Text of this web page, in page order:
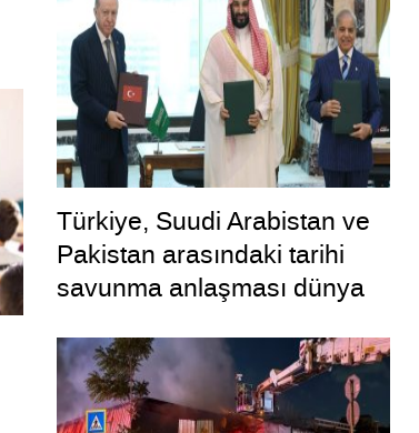
Türkiye, Suudi Arabistan ve
Pakistan arasındaki tarihi
savunma anlaşması dünya